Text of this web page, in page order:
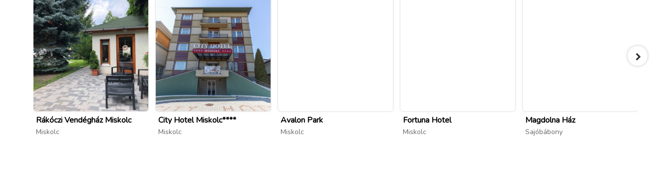
Rákóczi Vendégház Miskolc
Miskolc
City Hotel Miskolc****
Miskolc
Avalon Park
Miskolc
Fortuna Hotel
Miskolc
Magdolna Ház
Sajóbábony